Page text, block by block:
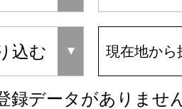
現在地から
録データがありませ